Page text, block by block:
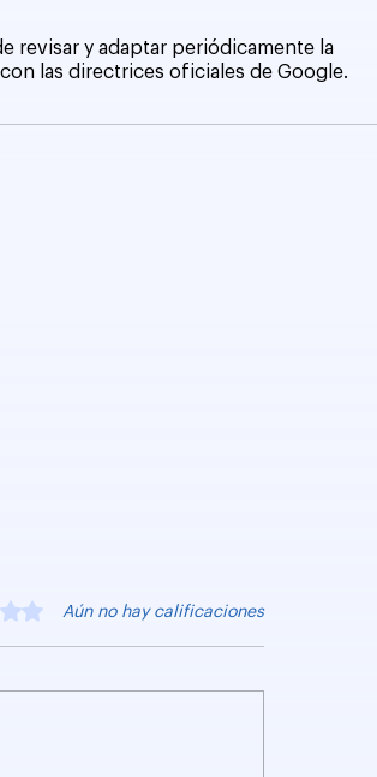
revisar y adaptar periódicamente la
las directrices oficiales de Google.
0 de 5 estrellas.
Aún no hay calificaciones